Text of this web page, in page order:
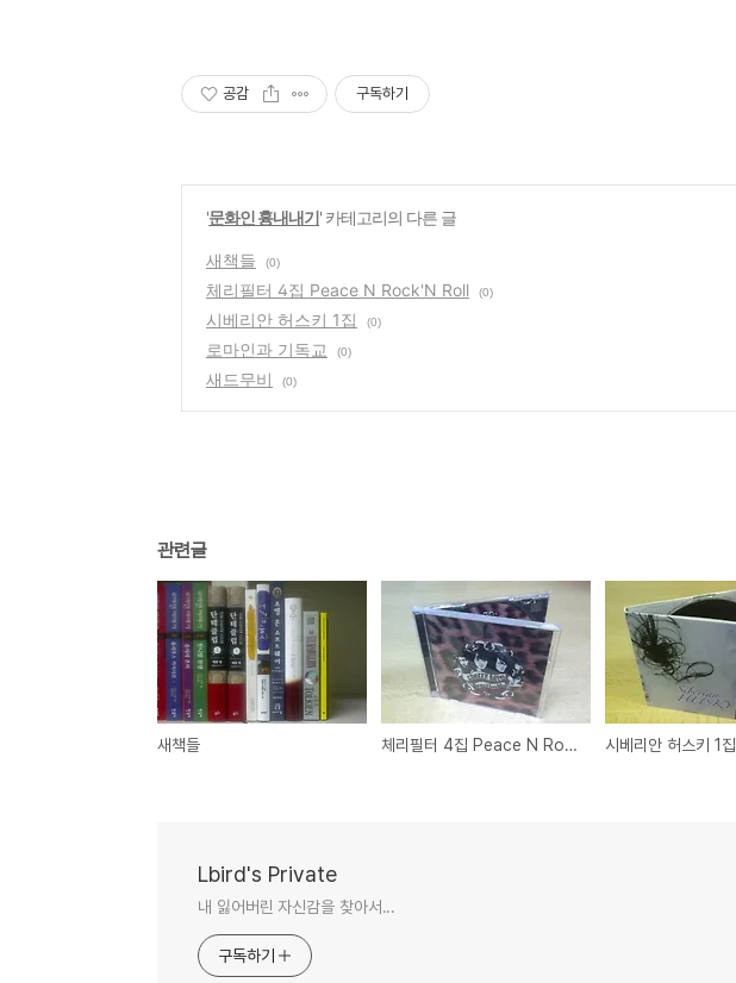
공감 구독하기
'문화인 흉내내기' 카테고리의 다른 글
새책들 (0)
체리필터 4집 Peace N Rock'N Roll (0)
시베리안 허스키 1집 (0)
로마인과 기독교 (0)
새드무비 (0)
관련글
새책들 체리필터 4집 Peace N Rock'N Roll 시베리안 허스키 1집
Lbird's Private
내 잃어버린 자신감을 찾아서...
구독하기